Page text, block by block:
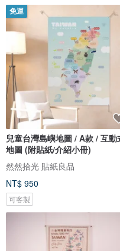
免運
兒童台灣島嶼地圖 / A款 / 互動
地圖 (附貼紙/介紹小冊)
然然拾光 貼紙良品
NT$ 950
可客製